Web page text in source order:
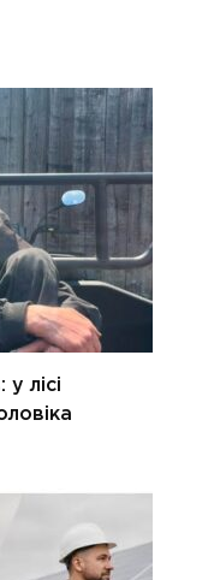
лісі